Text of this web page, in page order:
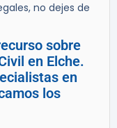
no dejes de
sobre
en Elche.
en
los